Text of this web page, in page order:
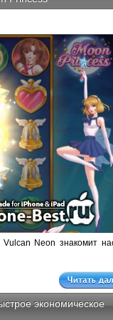
Neon знакомит
экономическое